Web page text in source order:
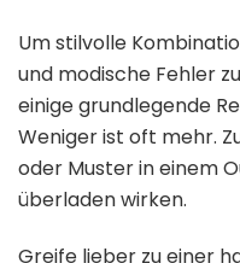
Um stilvolle
und modische Fehler
einige grundlegende
Weniger ist oft mehr.
oder Muster in einem
überladen wirken.
Greife lieber zu einer